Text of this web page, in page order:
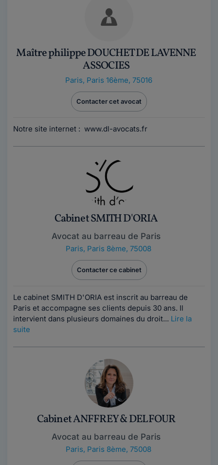
Maître philippe DOUCHET DE LAVENNE
ASSOCIES
Paris, Paris 16ème, 75016
Contacter cet avocat
Notre site internet : www.dl-avocats.fr
Cabinet SMITH D'ORIA
Avocat au barreau de Paris
Paris, Paris 8ème, 75008
Contacter ce cabinet
Le cabinet SMITH D'ORIA est inscrit au barreau de
Paris et accompagne ses clients depuis 30 ans. Il
intervient dans plusieurs domaines du droit... Lire la
suite
Cabinet ANFFREY & DELFOUR
Avocat au barreau de Paris
Paris, Paris 8ème, 75008